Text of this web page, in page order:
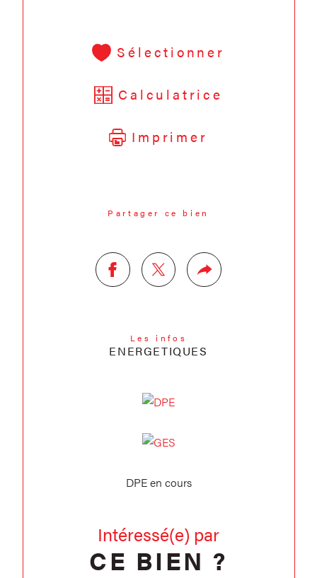
Sélectionner
Calculatrice
Imprimer
Partager ce bien
Les infos
ENERGETIQUES
DPE en cours
Intéressé(e) par
CE BIEN ?